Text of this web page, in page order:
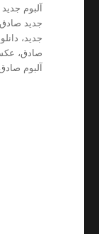
آلبوم
جدید صادق
جدید،
صادق،
آلبوم